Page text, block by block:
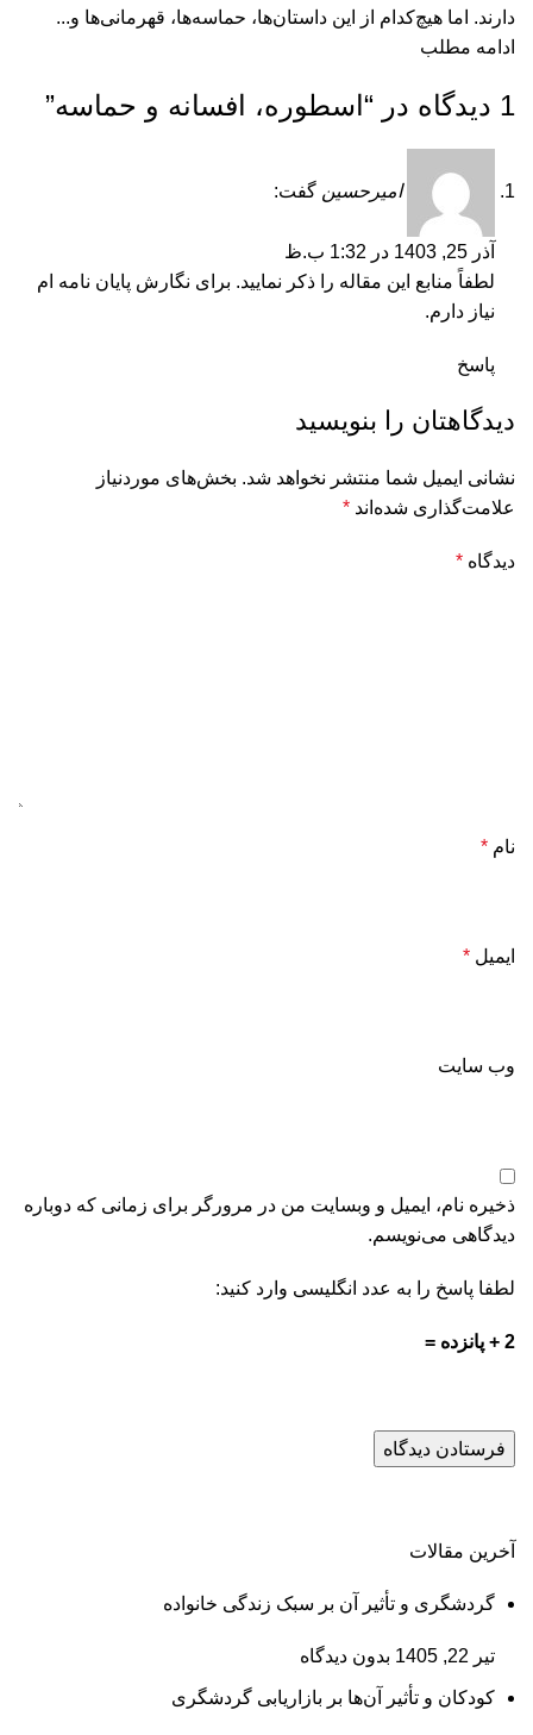
دارند. اما هيچ‌كدام از اين داستان‌ها، حماسه‌ها، قهرمانی‌ها و...
ادامه مطلب
1 دیدگاه در “ اسطوره، افسانه و حماسه”
امیرحسین گفت:
آذر 25, 1403 در 1:32 ب.ظ
لطفاً منابع این مقاله را ذکر نمایید. برای نگارش پایان نامه ام
نیاز دارم.
پاسخ
دیدگاهتان را بنویسید
نشانی ایمیل شما منتشر نخواهد شد. بخش‌های موردنیاز
علامت‌گذاری شده‌اند *
دیدگاه *
نام *
ایمیل *
وب‌ سایت
ذخیره نام، ایمیل و وبسایت من در مرورگر برای زمانی که دوباره
دیدگاهی می‌نویسم.
لطفا پاسخ را به عدد انگلیسی وارد کنید:
2 + پانزده =
آخرین مقالات
گردشگری و تأثیر آن بر سبک زندگی خانواده
تیر 22, 1405 بدون دیدگاه
کودکان و تأثیر آن‌ها بر بازاریابی گردشگری